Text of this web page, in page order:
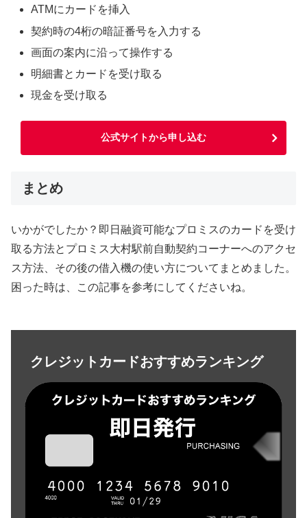
ATMにカードを挿入
契約時の4桁の暗証番号を入力する
画面の案内に沿って操作する
明細書とカードを受け取る
現金を受け取る
公式サイトから申し込む
まとめ
いかがでしたか？即日融資可能なプロミスのカードを受け
取る方法とプロミス大村駅前自動契約コーナーへのアクセ
ス方法、その後の借入機の使い方についてまとめました。
困った時は、この記事を参考にしてくださいね。
クレジットカードおすすめランキング